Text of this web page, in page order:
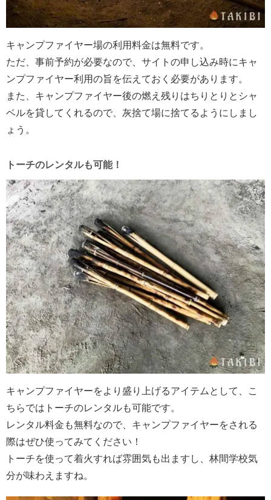
キャンプファイヤー場の利用料金は無料です。
ただ、事前予約が必要なので、サイトの申し込み時にキャ
ンプファイヤー利用の旨を伝えておく必要があります。
また、キャンプファイヤー後の燃え残りはちりとりとシャ
ベルを貸してくれるので、灰捨て場に捨てるようにしまし
ょう。
トーチのレンタルも可能！
キャンプファイヤーをより盛り上げるアイテムとして、こ
ちらではトーチのレンタルも可能です。
レンタル料金も無料なので、キャンプファイヤーをされる
際はぜひ使ってみてください！
トーチを使って着火すれば雰囲気も出ますし、林間学校気
分が味わえますね。